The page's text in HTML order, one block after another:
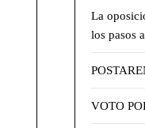
La
los pasos
VOTO